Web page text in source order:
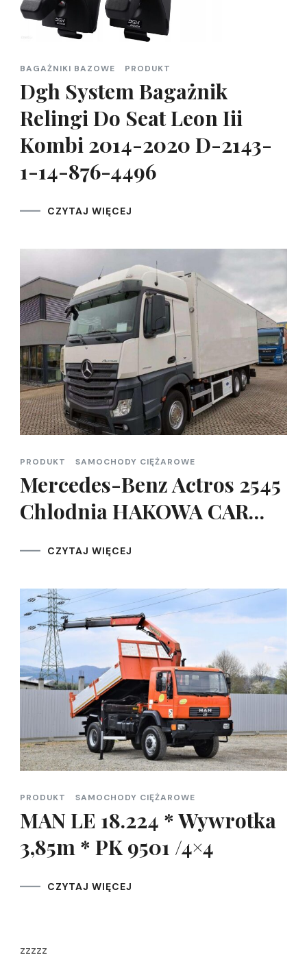
BAGAŻNIKI BAZOWE PRODUKT
Dgh System Bagażnik
Relingi Do Seat Leon Iii
Kombi 2014-2020 D-2143-
1-14-876-4496
CZYTAJ WIĘCEJ
PRODUKT SAMOCHODY CIĘŻAROWE
Mercedes-Benz Actros 2545
Chlodnia HAKOWA CAR…
CZYTAJ WIĘCEJ
PRODUKT SAMOCHODY CIĘŻAROWE
MAN LE 18.224 * Wywrotka
3,85m * PK 9501 /4×4
CZYTAJ WIĘCEJ
zzzzz